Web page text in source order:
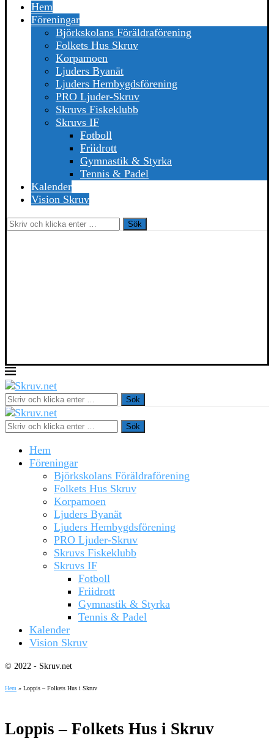
Hem
Föreningar
Björkskolans Föräldraförening
Folkets Hus Skruv
Korpamoen
Ljuders Byanät
Ljuders Hembygdsförening
PRO Ljuder-Skruv
Skruvs Fiskeklubb
Skruvs IF
Fotboll
Friidrott
Gymnastik & Styrka
Tennis & Padel
Kalender
Vision Skruv
Sök
Sök
Sök
Hem
Föreningar
Björkskolans Föräldraförening
Folkets Hus Skruv
Korpamoen
Ljuders Byanät
Ljuders Hembygdsförening
PRO Ljuder-Skruv
Skruvs Fiskeklubb
Skruvs IF
Fotboll
Friidrott
Gymnastik & Styrka
Tennis & Padel
Kalender
Vision Skruv
© 2022 - Skruv.net
Hem » Loppis – Folkets Hus i Skruv
Loppis – Folkets Hus i Skruv